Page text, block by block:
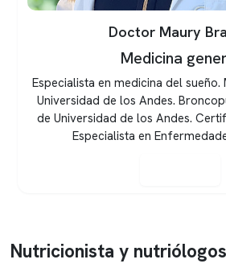
Doctor Maury
Medicina
Especialista en medicina del
Universidad de los Andes.
de Universidad de los Andes.
Especialista en
Nutricionista y nutriólogos